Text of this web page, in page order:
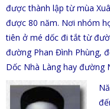
được thành lập từ mùa
được 80 năm. Nơi nhóm
tiên ở mé dốc đi tắt từ
đường Phan Đình Phùng,
Dốc Nhà Làng hay đường